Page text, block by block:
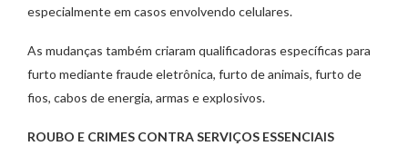
especialmente em casos envolvendo celulares.
As mudanças também criaram qualificadoras específicas para
furto mediante fraude eletrônica, furto de animais, furto de
fios, cabos de energia, armas e explosivos.
ROUBO E CRIMES CONTRA SERVIÇOS ESSENCIAIS